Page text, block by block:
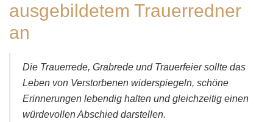
ausgebildetem Trauerredner
an
Die Trauerrede, Grabrede und Trauerfeier sollte das
Leben von Verstorbenen widerspiegeln, schöne
Erinnerungen lebendig halten und gleichzeitig einen
würdevollen Abschied darstellen.